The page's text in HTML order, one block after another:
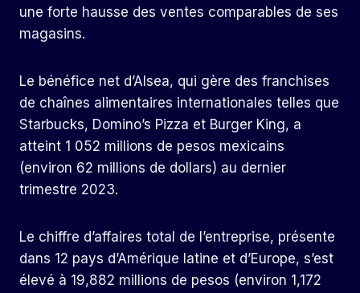
une forte hausse des ventes comparables de ses
magasins.
Le bénéfice net d’Alsea, qui gère des franchises
de chaînes alimentaires internationales telles que
Starbucks, Domino’s Pizza et Burger King, a
atteint 1 052 millions de pesos mexicains
(environ 62 millions de dollars) au dernier
trimestre 2023.
Le chiffre d’affaires total de l’entreprise, présente
dans 12 pays d’Amérique latine et d’Europe, s’est
élevé à 19,882 millions de pesos (environ 1,172